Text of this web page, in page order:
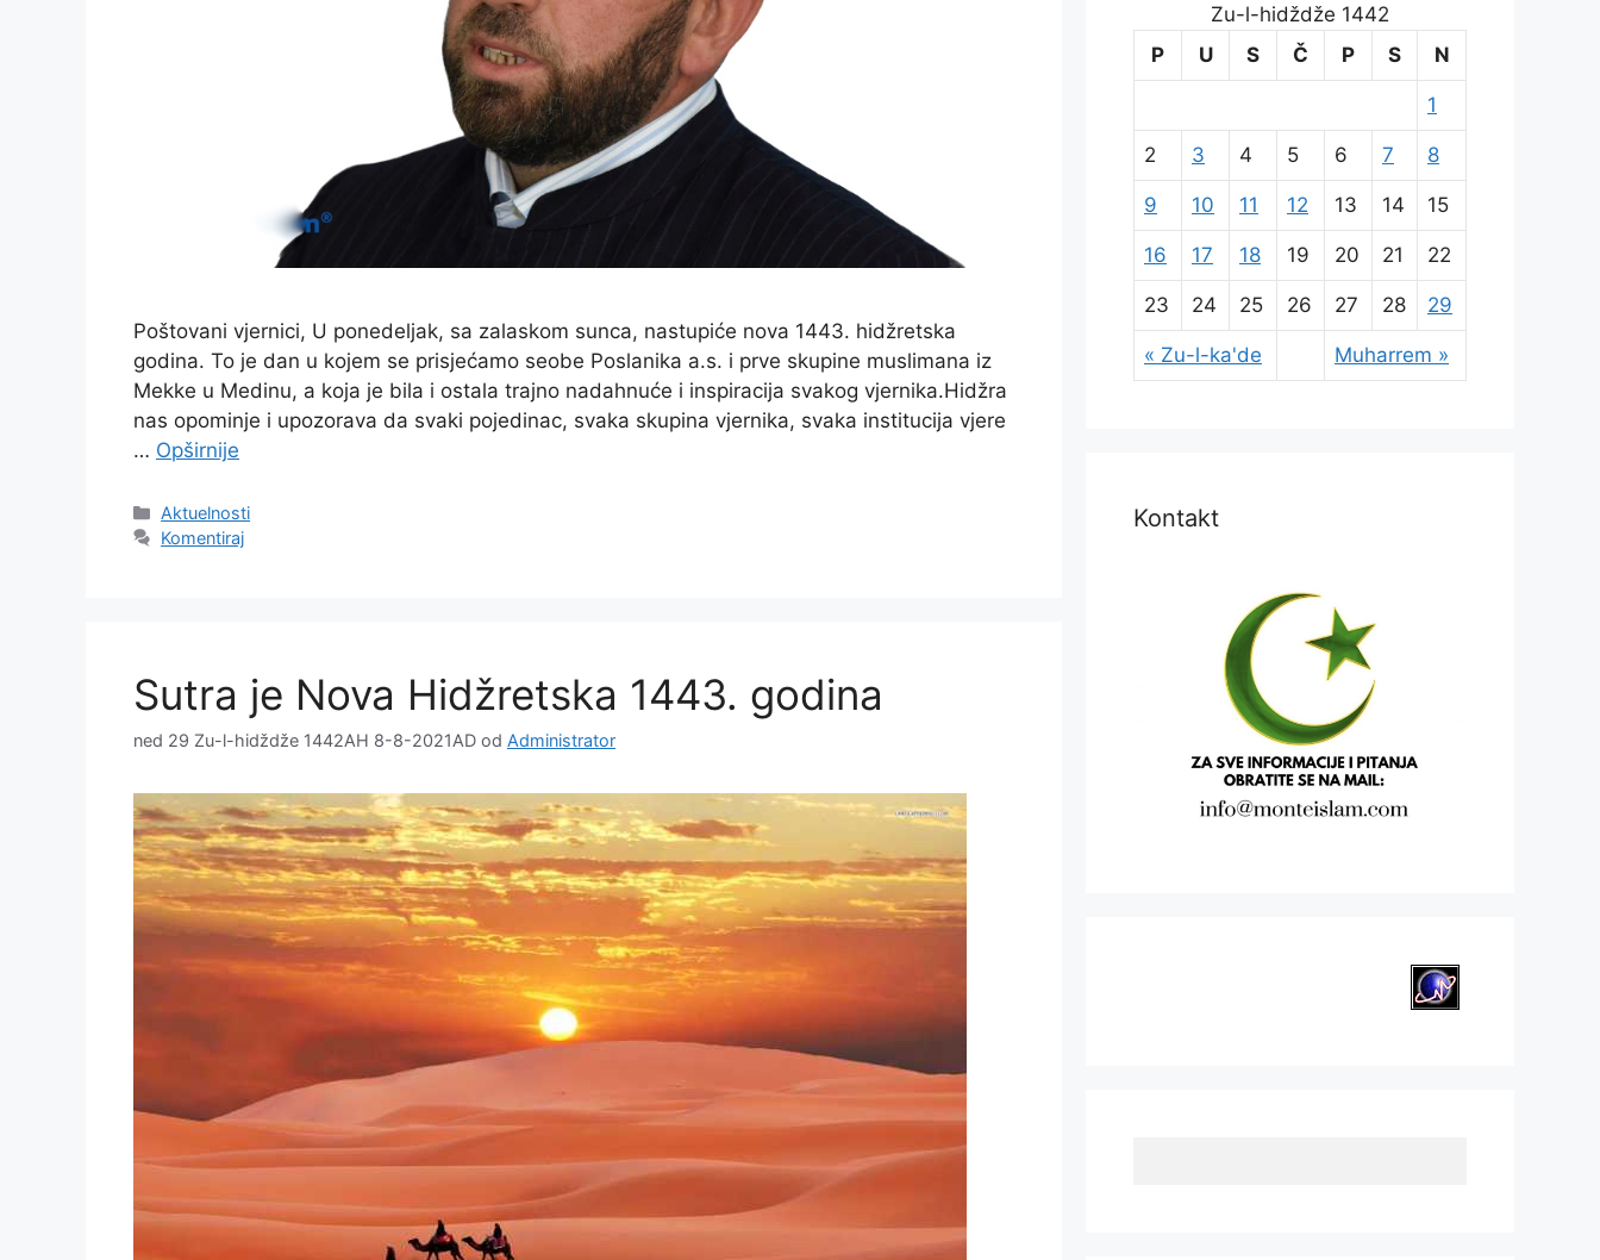
Poštovani vjernici, U ponedeljak, sa zalaskom sunca, nastupiće nova 1443. hidžretska
godina. To je dan u kojem se prisjećamo seobe Poslanika a.s. i prve skupine muslimana iz
Mekke u Medinu, a koja je bila i ostala trajno nadahnuće i inspiracija svakog vjernika.Hidžra
nas opominje i upozorava da svaki pojedinac, svaka skupina vjernika, svaka institucija vjere
… Opširnije
Kategorije
Aktuelnosti
Komentiraj
Sutra je Nova Hidžretska 1443. godina
ned 29 Zu-l-hidždže 1442AH 8-8-2021AD od Administrator
Zu-l-hidždže 1442
P
U S Č P S N
« Zu-l-ka'de Muharrem »
1
2 3 4 5 6 7 8
9 10 11 12 13 14 15
16 17 18 19 20 21 22
23 24 25 26 27 28 29
Kontakt